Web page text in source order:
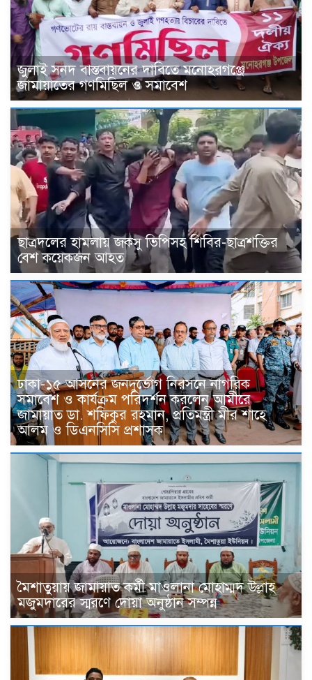
জুলাই সনদ বাস্তবায়নের দাবিতে মনোহরগঞ্জে
জামায়াতের গণমিছিল ও সমাবেশ
ছাত্রদলের হামলায় জকসু ভিপিসহ শিবির-ছাত্রশক্তির
বেশ কয়েকজন আহত
ঢাকা-১৫ আসনের জনদুর্ভোগ নিরসনে নাগরিক
সমাবেশ ও কার্যক্রম পরিদর্শন করলেন আমীরে
জামায়াত ডা. শফিকুর রহমান, প্রতিমন্ত্রী মীর শাহে
আলম ও ডিএনসিসি প্রশাসক
মৈশাতুয়ায় জামায়াত কর্মী মাওলানা মোহাম্মদ উল্লাহ
মজুমদারের স্মরণে দোয়া অনুষ্ঠান সম্পন্ন